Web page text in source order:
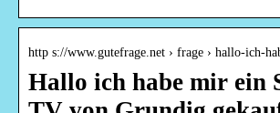
http s://www.gutefrage.net › frage › hallo-ich-
Hallo ich habe mir ein